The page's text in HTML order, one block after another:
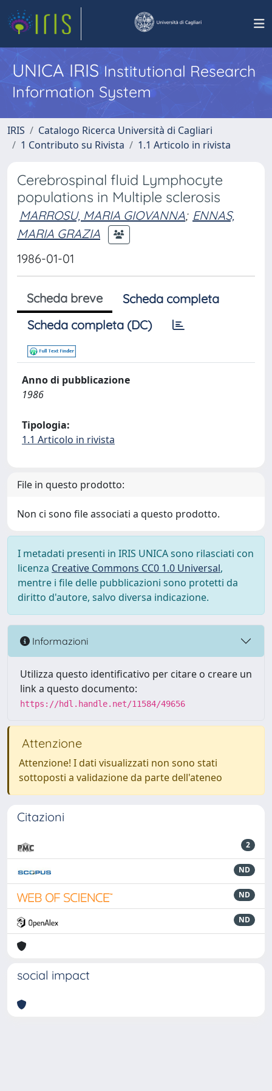
UNICA IRISInstitutional Research
Information System
IRIS
Catalogo Ricerca Università di Cagliari
1 Contributo su Rivista
1.1 Articolo in rivista
Cerebrospinal fluid Lymphocyte
populations in Multiple sclerosis
MARROSU, MARIA GIOVANNA; ENNAS,
MARIA GRAZIA
1986-01-01
Scheda breve
Scheda completa
Scheda completa (DC)
Anno di pubblicazione
1986
Tipologia:
1.1 Articolo in rivista
File in questo prodotto:
Non ci sono file associati a questo prodotto.
I metadati presenti in IRIS UNICA sono rilasciati con
licenza Creative Commons CC0 1.0 Universal,
mentre i file delle pubblicazioni sono protetti da
diritto d'autore, salvo diversa indicazione.
Informazioni
Utilizza questo identificativo per citare o creare un
link a questo documento:
https://hdl.handle.net/11584/49656
Attenzione
Attenzione! I dati visualizzati non sono stati
sottoposti a validazione da parte dell'ateneo
Citazioni
2
ND
ND
ND
social impact